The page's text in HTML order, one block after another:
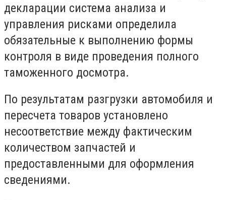
декларации система анализа и
управления рисками определила
обязательные к выполнению формы
контроля в виде проведения полного
таможенного досмотра.
По результатам разгрузки автомобиля и
пересчета товаров установлено
несоответствие между фактическим
количеством запчастей и
предоставленными для оформления
сведениями.